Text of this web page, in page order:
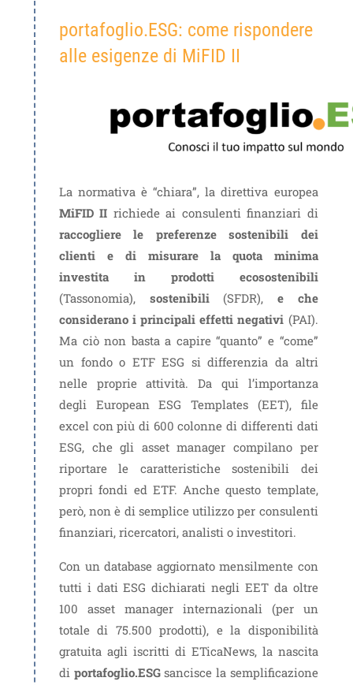
portafoglio.ESG: come rispondere
alle esigenze di MiFID II
La normativa è “chiara”, la direttiva europea
MiFID II richiede ai consulenti finanziari di
raccogliere le preferenze sostenibili dei
clienti e di misurare la quota minima
investita in prodotti ecosostenibili
(Tassonomia), sostenibili(SFDR), e che
considerano i principali effetti negativi (PAI).
Ma ciò non basta a capire “quanto” e “come”
un fondo o ETF ESG si differenzia da altri
nelle proprie attività. Da qui l’importanza
degli European ESG Templates (EET), file
excel con più di 600 colonne di differenti dati
ESG, che gli asset manager compilano per
riportare le caratteristiche sostenibili dei
propri fondi ed ETF. Anche questo template,
però, non è di semplice utilizzo per consulenti
finanziari, ricercatori, analisti o investitori.
Con un database aggiornato mensilmente con
tutti i dati ESG dichiarati negli EET da oltre
100 asset manager internazionali (per un
totale di 75.500 prodotti), e la disponibilità
gratuita agli iscritti di ETicaNews, la nascita
di portafoglio.ESGsancisce la semplificazione